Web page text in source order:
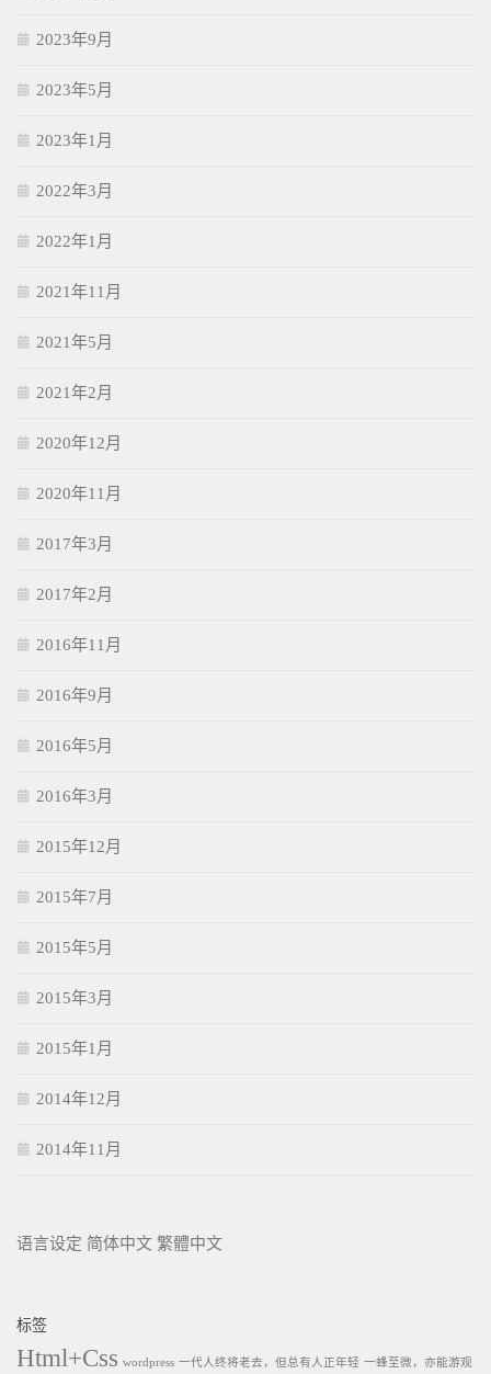
2023年9月
2023年5月
2023年1月
2022年3月
2022年1月
2021年11月
2021年5月
2021年2月
2020年12月
2020年11月
2017年3月
2017年2月
2016年11月
2016年9月
2016年5月
2016年3月
2015年12月
2015年7月
2015年5月
2015年3月
2015年1月
2014年12月
2014年11月
语言设定 简体中文 繁體中文
标签
Html+Css wordpress 一代人终将老去，但总有人正年轻 一蜂至微，亦能游观